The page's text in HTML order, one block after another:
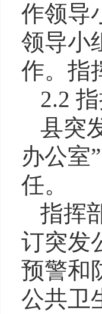
作领导
领导小
作。指
2.2
县突
办公室
任。
指挥
订突发
预警和
公共卫